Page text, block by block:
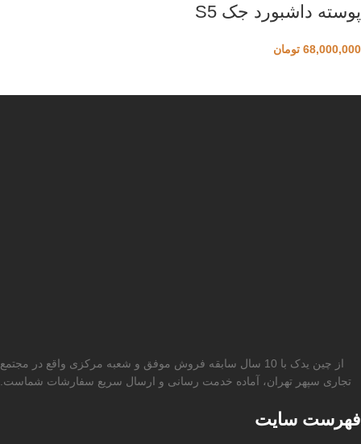
پوسته داشبورد جک S5
68,000,000 تومان
از چین یدک با 10 سال سابقه فروش موفق و شعبه مرکزی واقع در مجتمع
تجاری سپهر تهران، آماده خدمت رسانی و ارسال سریع سفارشات شماست.
فهرست سایت